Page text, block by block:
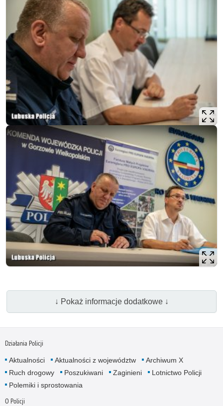
↓ Pokaż informacje dodatkowe ↓
Działania Policji
Aktualności Aktualności z województw
Archiwum X
Ruch drogowy
Poszukiwani Zaginieni
Lotnictwo Policji
Polemiki i sprostowania
O Policji